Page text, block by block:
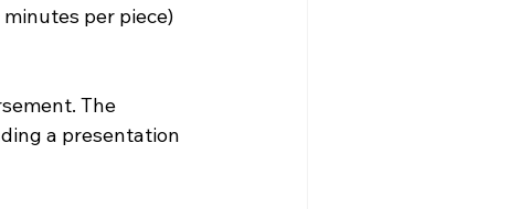
per piece)
The
a presentation